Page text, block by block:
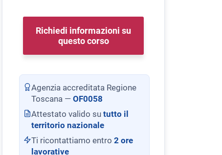
Richiedi informazioni su
questo corso
Agenzia accreditata Regione
Toscana —OF0058
Attestato valido sututto il
territorio nazionale
Ti ricontattiamo entro2 ore
lavorative